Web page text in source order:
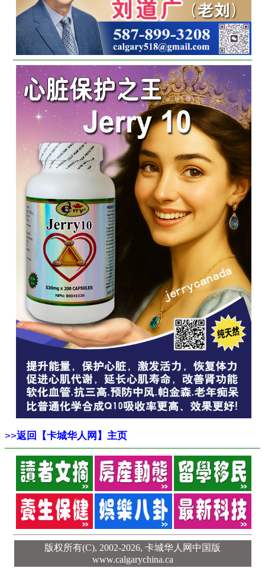
>>返回【卡城华人网】主页
版权所有(C), 2002-2026, 卡城华人网中国版
www.calgarychina.ca